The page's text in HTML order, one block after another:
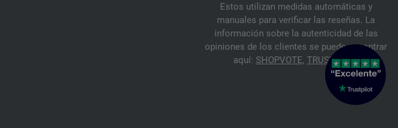
Estos utilizan medidas automáticas y
manuales para verificar las reseñas. La
información sobre la autenticidad de las
opiniones de los clientes se puede encontrar
aquí: SHOPVOTE, TRUSTPILOT